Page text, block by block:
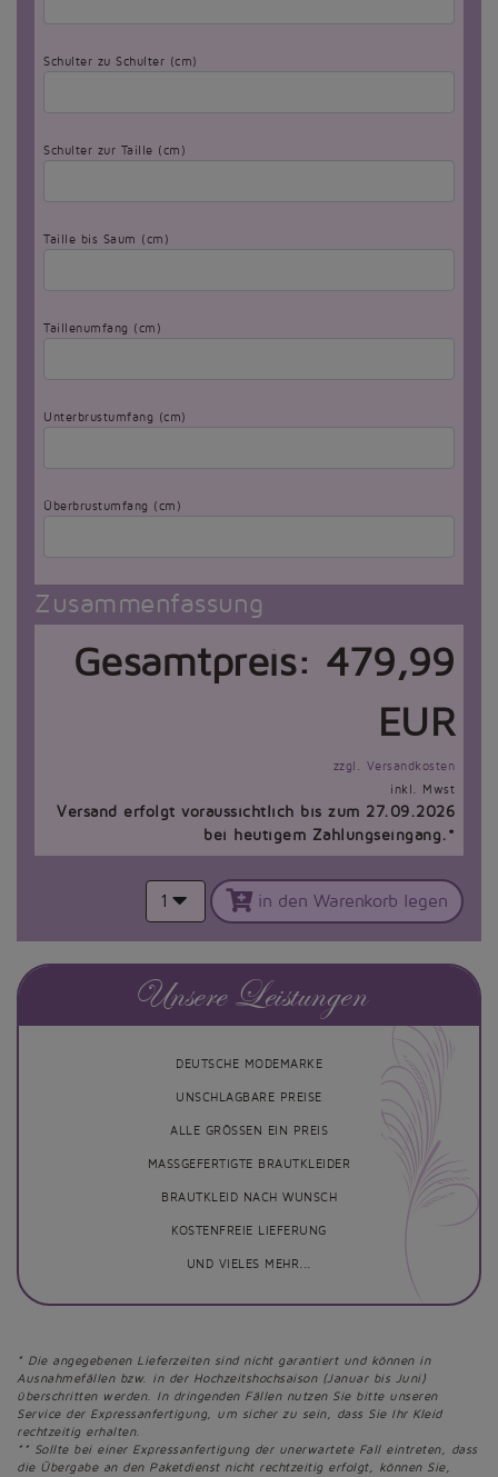
Schulter zu Schulter (cm)
Schulter zur Taille (cm)
Taille bis Saum (cm)
Taillenumfang (cm)
Unterbrustumfang (cm)
Überbrustumfang (cm)
Zusammenfassung
Gesamtpreis: 479,99
EUR
zzgl. Versandkosten
inkl. Mwst
Versand erfolgt voraussichtlich bis zum 27.09.2026
bei heutigem Zahlungseingang.*
1 in den Warenkorb legen
Unsere Leistungen
DEUTSCHE MODEMARKE
UNSCHLAGBARE PREISE
ALLE GRÖSSEN EIN PREIS
MASSGEFERTIGTE BRAUTKLEIDER
BRAUTKLEID NACH WUNSCH
KOSTENFREIE LIEFERUNG
UND VIELES MEHR...
* Die angegebenen Lieferzeiten sind nicht garantiert und können in
Ausnahmefällen bzw. in der Hochzeitshochsaison (Januar bis Juni)
überschritten werden. In dringenden Fällen nutzen Sie bitte unseren
Service der Expressanfertigung, um sicher zu sein, dass Sie Ihr Kleid
rechtzeitig erhalten.
** Sollte bei einer Expressanfertigung der unerwartete Fall eintreten, dass
die Übergabe an den Paketdienst nicht rechtzeitig erfolgt, können Sie,